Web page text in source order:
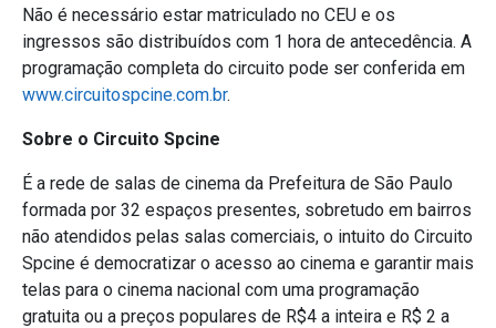
Não é necessário estar matriculado no CEU e os
ingressos são distribuídos com 1 hora de antecedência. A
programação completa do circuito pode ser conferida em
www.circuitospcine.com.br.
Sobre o Circuito Spcine
É a rede de salas de cinema da Prefeitura de São Paulo
formada por 32 espaços presentes, sobretudo em bairros
não atendidos pelas salas comerciais, o intuito do Circuito
Spcine é democratizar o acesso ao cinema e garantir mais
telas para o cinema nacional com uma programação
gratuita ou a preços populares de R$4 a inteira e R$ 2 a